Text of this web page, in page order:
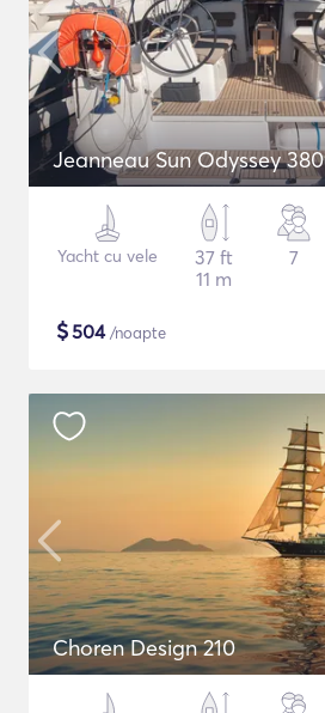
Jeanneau Sun Odyssey 380
Yacht cu vele
37 ft
11 m
7
$504/noapte
Choren Design 210